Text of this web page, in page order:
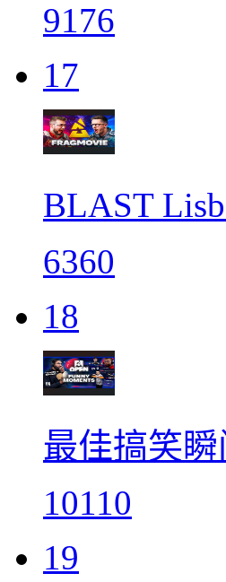
9176
17
BLAST
6360
18
最佳搞笑
10110
19